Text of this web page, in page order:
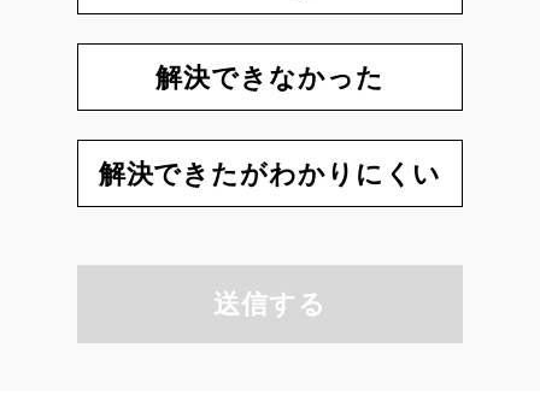
解決できなかった
解決できたがわかりにくい
送信する